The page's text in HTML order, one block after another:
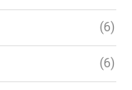
(6)
(6)